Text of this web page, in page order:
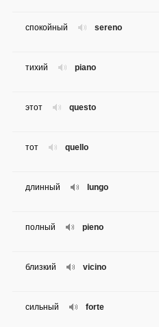
sereno
спокойный
piano
тихий
questo
этот
quello
тот
lungo
длинный
pieno
полный
vicino
близкий
forte
сильный